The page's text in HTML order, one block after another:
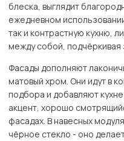
блеска, выглядит
ежедневном
так и контрастную кухню,
между собой, подчёркивая
Фасады дополняют
матовый хром. Они идут в
подбора и добавляют
акцент, хорошо
фасадах. В навесных
чёрное стекло - оно